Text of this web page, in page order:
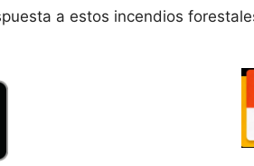
a estos incendios